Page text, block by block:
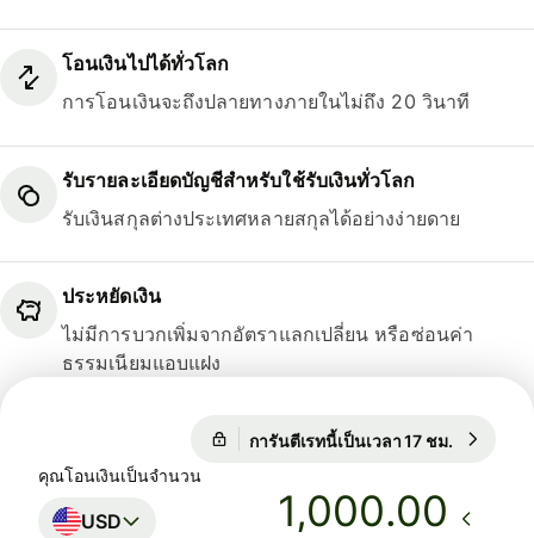
โอนเงินไปได้ทั่วโลก
การโอนเงินจะถึงปลายทางภายในไม่ถึง 20 วินาที
รับรายละเอียดบัญชีสำหรับใช้รับเงินทั่วโลก
รับเงินสกุลต่างประเทศหลายสกุลได้อย่างง่ายดาย
ประหยัดเงิน
ไม่มีการบวกเพิ่มจากอัตราแลกเปลี่ยน หรือซ่อนค่า
ธรรมเนียมแอบแฝง
การันตีเรทนี้เป็นเวลา 17 ชม.
การันตีเรทนี้เป็นเวลา 17 ชม.
คุณโอนเงินเป็นจำนวน
USD .00